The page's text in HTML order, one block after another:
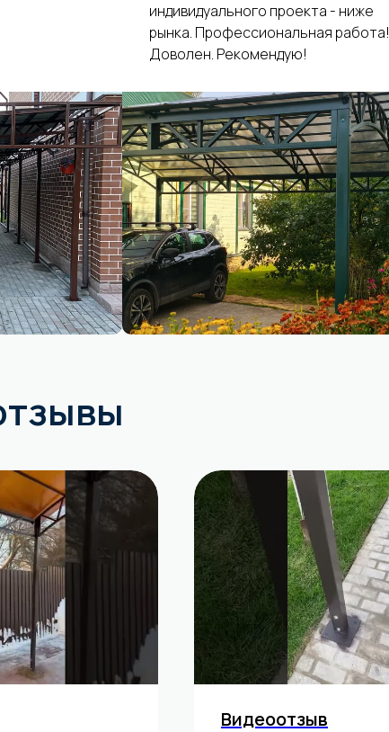
индивидуального проекта - ниже
рынка. Профессиональная работа!
Доволен. Рекомендую!
Видеоотзыв